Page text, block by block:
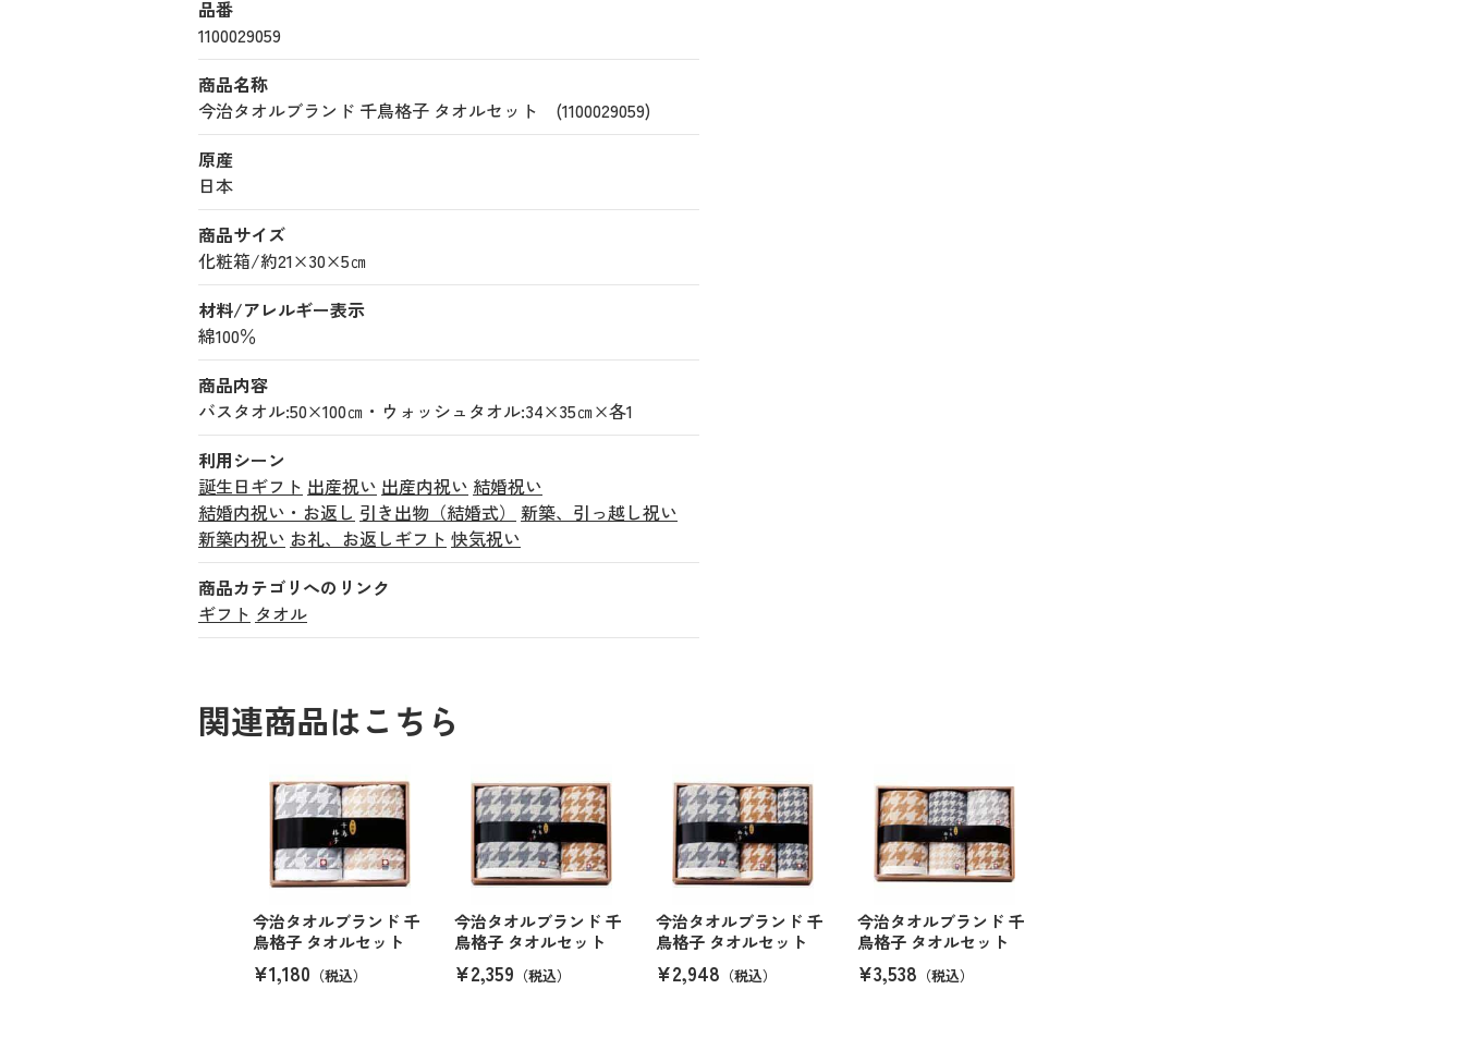
品番
1100029059
商品名称
今治タオルブランド 千鳥格子 タオルセット (1100029059)
原産
日本
商品サイズ
化粧箱/約21×30×5㎝
材料/アレルギー表示
綿100％
商品内容
バスタオル:50×100㎝・ウォッシュタオル:34×35㎝×各1
利用シーン
誕生日ギフト 出産祝い 出産内祝い 結婚祝い
結婚内祝い・お返し 引き出物（結婚式）
新築、引っ越し祝い
新築内祝い お礼、お返しギフト 快気祝い
商品カテゴリへのリンク
ギフト タオル
関連商品はこちら
今治タオルブランド 千
鳥格子 タオルセット
¥1,180 （税込）
今治タオルブランド 千
鳥格子 タオルセット
¥2,359 （税込）
今治タオルブランド 千
鳥格子 タオルセット
¥2,948 （税込）
今治タオルブランド 千
鳥格子 タオルセット
¥3,538 （税込）